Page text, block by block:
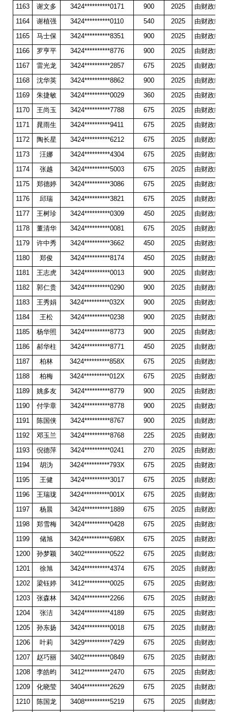
1163 谢文多 3424**********0171 900 2025
由财政统
1164
谢植强 3424**********0110 540 2025
由财政统
1165
马士保 3424**********8351 900 2025
由财政统
1166
罗亨平 3424**********8776 900 2025
由财政统
1167
雷光龙 3424**********2857 675 2025
由财政统
1168
沈华英 3424**********8862 900 2025
由财政统
1169
朱捷敏 3424**********0029 360 2025
由财政统
1170
王尚玉 3424**********7788 675 2025
由财政统
1171
晁雨生 3424**********9411 675 2025
由财政统
1172
陶长星 3424**********6212 675 2025
由财政统
1173
汪娜 3424**********4304 675 2025
由财政统
1174
张越 3424**********5003 675 2025
由财政统
1175
郑德婷 3424**********3086 675 2025
由财政统
1176
邱瑞 3424**********3821 675 2025
由财政统
1177
王树珍 3424**********0309 450 2025
由财政统
1178
董清华 3424**********0081 675 2025
由财政统
1179
许中秀 3424**********3662 450 2025
由财政统
1180
郑俊 3424**********8174 450 2025
由财政统
1181
王志虎 3424**********0013 900 2025
由财政统
1182
郭仁贵 3424**********0290 900 2025
由财政统
1183
王秀娟 3424**********032X 900 2025
由财政统
1184
王松 3424**********0238 900 2025
由财政统
1185
杨华照 3424**********8773 900 2025
由财政统
1186
郝华柱 3424**********8771 450 2025
由财政统
1187
柏林 3424**********858X 675 2025
由财政统
1188
柏梅 3424**********012X 675 2025
由财政统
1189
姚多友 3424**********8779 900 2025
由财政统
1190
付学章 3424**********8778 900 2025
由财政统
1191
陈国侠 3424**********8767 900 2025
由财政统
1192
邓玉兰 3424**********8768 225 2025
由财政统
1193
倪德萍 3424**********0241 270 2025
由财政统
1194
胡沩 3424**********793X 675 2025
由财政统
1195
王健 3424**********3017 675 2025
由财政统
1196
王瑞珑 3424**********001X 675 2025
由财政统
1197
杨晨 3424**********1889 675 2025
由财政统
1198
郑雪梅 3424**********0428 675 2025
由财政统
1199
储旭 3424**********698X 675 2025
由财政统
1200
孙梦颖 3402**********0522 675 2025
由财政统
1201
徐旭 3424**********4374 675 2025
由财政统
1202
梁钰婷 3412**********0025 675 2025
由财政统
1203
张森林 3424**********2266 675 2025
由财政统
1204
张洁 3424**********4189 675 2025
由财政统
1205
孙东扬 3424**********0018 675 2025
由财政统
1206
叶莉 3429**********7429 675 2025
由财政统
1207
赵巧丽 3402**********0849 675 2025
由财政统
1208
李皓昀 3412**********2470 675 2025
由财政统
1209
化晓莹 3404**********2629 675 2025
由财政统
1210
陈国龙 3408**********5219 675 2025
由财政统